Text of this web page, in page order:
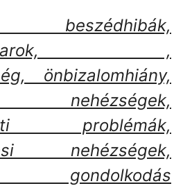
beszédhibák,
,
önbizalomhiány,
nehézségek,
problémák,
nehézségek,
gondolkodás